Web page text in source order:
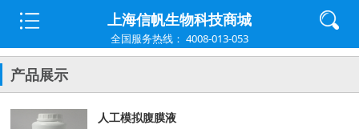
上海信帆生物科技商城
全国服务热线： 4008-013-053
产品展示
人工模拟腹膜液